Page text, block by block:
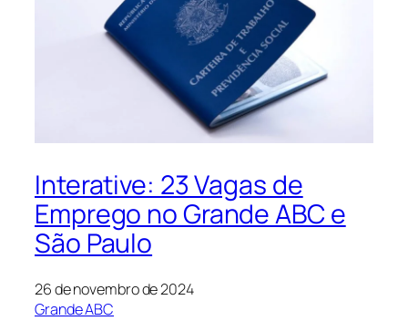
Interative: 23 Vagas de
Emprego no Grande ABC e
São Paulo
26 de novembro de 2024
Grande ABC